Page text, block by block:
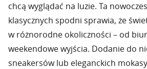
chcą wyglądać na luzie. Ta
klasycznych spodni sprawia, że
w różnorodne okoliczności – od
weekendowe wyjścia. Dodanie do
sneakersów lub eleganckich